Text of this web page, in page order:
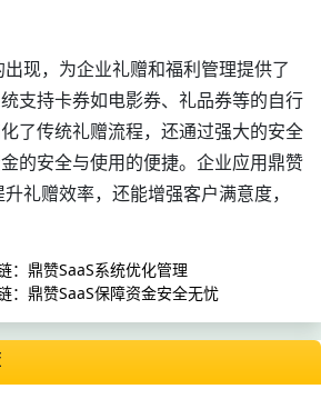
出现，为企业礼赠和福利管理提供了
支持卡券如电影券、礼品券等的自行
了传统礼赠流程，还通过强大的安全
的安全与使用的便捷。企业应用鼎赞
礼赠效率，还能增强客户满意度，
：鼎赞SaaS系统优化管理
：鼎赞SaaS保障资金安全无忧